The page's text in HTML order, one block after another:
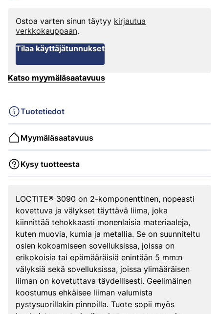
Ostoa varten sinun täytyy kirjautua
verkkokauppaan.
Tilaa käyttäjätunnukset
Katso myymäläsaatavuus
Tuotetiedot
Myymäläsaatavuus
Kysy tuotteesta
LOCTITE® 3090 on 2-komponenttinen, nopeasti
kovettuva ja välykset täyttävä liima, joka
kiinnittää tehokkaasti monenlaisia materiaaleja,
kuten muovia, kumia ja metallia. Se on suunniteltu
osien kokoamiseen sovelluksissa, joissa on
erikokoisia tai epämääräisiä enintään 5 mm:n
välyksiä sekä sovelluksissa, joissa ylimääräisen
liiman on kovetuttava täydellisesti. Geelimäinen
koostumus ehkäisee liiman valumista
pystysuorillakin pinnoilla. Tuote sopii myös